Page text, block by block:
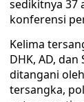
sedikitnya 37
konferensi
Kelima
DHK, AD,
ditangani
tersangka,